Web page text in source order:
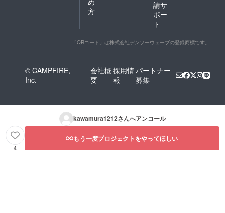
方
請サ
ポー
ト
「QRコード」は株式会社デンソーウェーブの登録商標です。
© CAMPFIRE,
Inc.
会社概
要
採用情
報
パートナー
募集
kawamura1212さんへアンコール
4
もう一度プロジェクトをやってほしい